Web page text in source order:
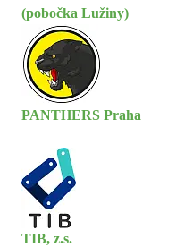
(pobočka Lužiny)
PANTHERS Praha
TIB, z.s.